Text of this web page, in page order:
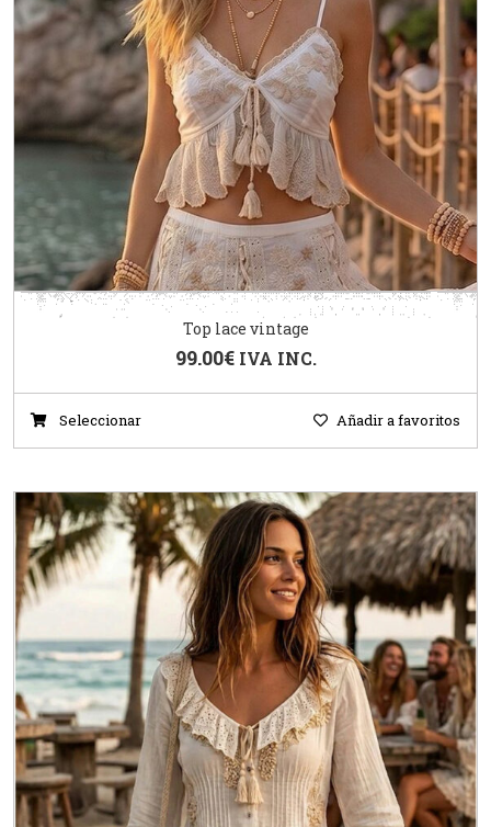
Top lace vintage
99.00€ IVA INC.
Seleccionar Añadir a favoritos